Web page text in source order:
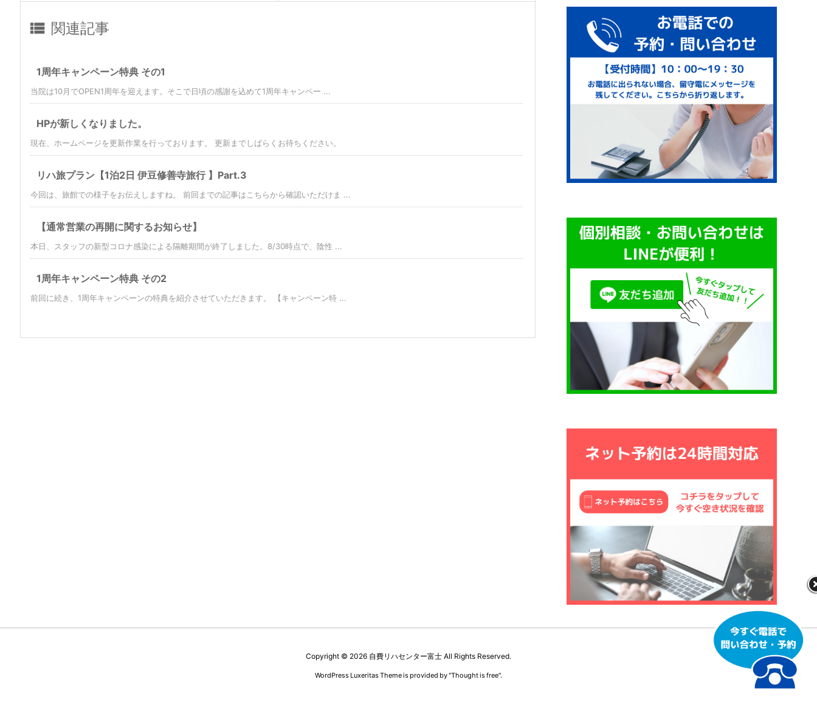
 関連記事
1周年キャンペーン特典 その1
当院は10月でOPEN1周年を迎えます。そこで日頃の感謝を込めて1周年キャンペー ...
HPが新しくなりました。
現在、ホームページを更新作業を行っております。 更新までしばらくお待ちください。
リハ旅プラン【1泊2日 伊豆修善寺旅行 】Part.3
今回は、旅館での様子をお伝えしますね。 前回までの記事はこちらから確認いただけま ...
【通常営業の再開に関するお知らせ】
本日、スタッフの新型コロナ感染による隔離期間が終了しました。8/30時点で、陰性 ...
1周年キャンペーン特典 その2
前回に続き、1周年キャンペーンの特典を紹介させていただきます。 【キャンペーン特 ...
Copyright © 2026 自費リハセンター富士 All Rights Reserved.
WordPress Luxeritas Theme is provided by "Thought is free".